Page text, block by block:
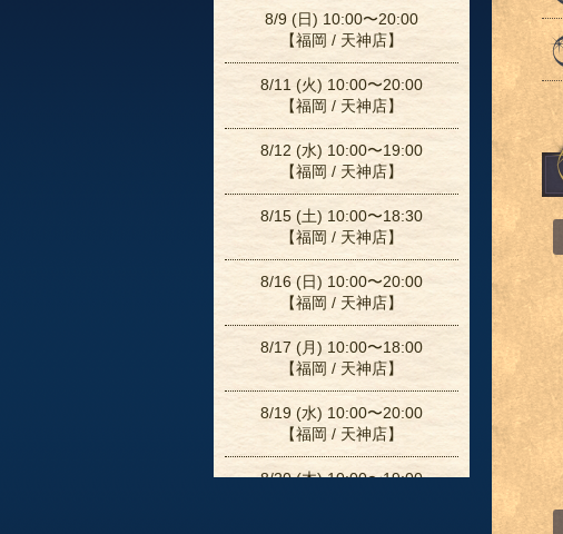
8/9 (日) 10:00〜20:00
【福岡 / 天神店】
8/11 (火) 10:00〜20:00
【福岡 / 天神店】
8/12 (水) 10:00〜19:00
【福岡 / 天神店】
8/15 (土) 10:00〜18:30
【福岡 / 天神店】
8/16 (日) 10:00〜20:00
【福岡 / 天神店】
8/17 (月) 10:00〜18:00
【福岡 / 天神店】
8/19 (水) 10:00〜20:00
【福岡 / 天神店】
8/20 (木) 10:00〜19:00